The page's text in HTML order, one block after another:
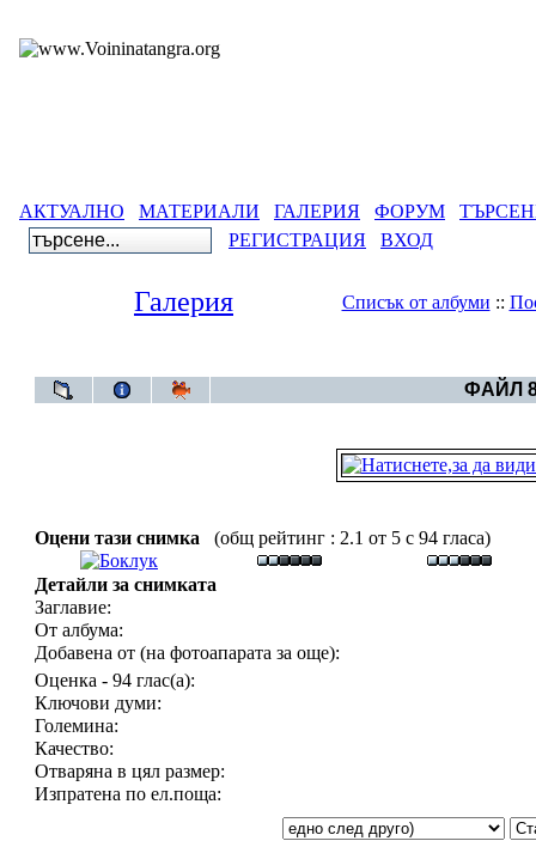
АКТУАЛНО МАТЕРИАЛИ ГАЛЕРИЯ ФОРУМ
РЕГИСТРАЦИЯ
ВХОД
Галерия Списък от албуми ::
ФАЙЛ 8
Оцени тази снимка (общ рейтинг : 2.1 от 5 с 94 гласа)
Детайли за снимката
Заглавие:
От албума:
Добавена от (на фотоапарата за още):
Оценка - 94 глас(а):
Ключови думи:
Големина:
Качество:
Отваряна в цял размер:
Изпратена по ел.поща: